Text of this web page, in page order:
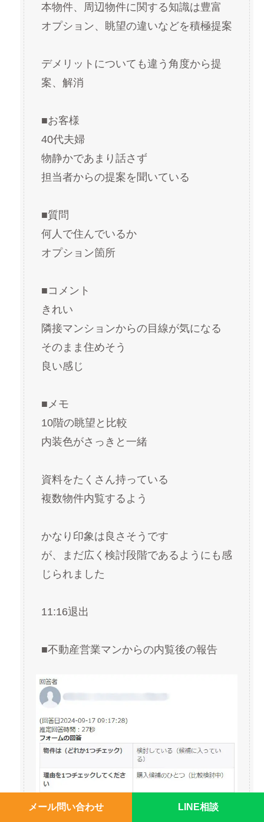
本物件、周辺物件に関する知識は豊富
オプション、眺望の違いなどを積極提案
デメリットについても違う角度から提
案、解消
■お客様
40代夫婦
物静かであまり話さず
担当者からの提案を聞いている
■質問
何人で住んでいるか
オプション箇所
■コメント
きれい
隣接マンションからの目線が気になる
そのまま住めそう
良い感じ
■メモ
10階の眺望と比較
内装色がさっきと一緒
資料をたくさん持っている
複数物件内覧するよう
かなり印象は良さそうです
が、まだ広く検討段階であるようにも感
じられました
11:16退出
■不動産営業マンからの内覧後の報告
メール問い合わせ LINE相談